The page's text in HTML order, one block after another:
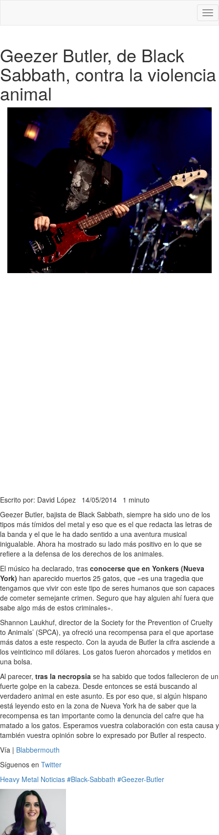
Geezer Butler, de Black
Sabbath, contra la violencia
animal
Escrito por: David López 14/05/2014 1 minuto
Geezer Butler, bajista de Black Sabbath, siempre ha sido uno de los
tipos más tímidos del metal y eso que es el que redacta las letras de
la banda y el que le ha dado sentido a una aventura musical
inigualable. Ahora ha mostrado su lado más positivo en lo que se
refiere a la defensa de los derechos de los animales.
El músico ha declarado, tras conocerse que en Yonkers (Nueva
York) han aparecido muertos 25 gatos, que «es una tragedia que
tengamos que vivir con este tipo de seres humanos que son capaces
de cometer semejante crimen. Seguro que hay alguien ahí fuera que
sabe algo más de estos criminales».
Shannon Laukhuf, director de la Society for the Prevention of Cruelty
to Animals’ (SPCA), ya ofreció una recompensa para el que aportase
más datos a este respecto. Con la ayuda de Butler la cifra asciende a
los veinticinco mil dólares. Los gatos fueron ahorcados y metidos en
una bolsa.
Al parecer, tras la necropsia se ha sabido que todos fallecieron de un
fuerte golpe en la cabeza. Desde entonces se está buscando al
verdadero animal en este asunto. Es por eso que, si algún hispano
está leyendo esto en la zona de Nueva York ha de saber que la
recompensa es tan importante como la denuncia del cafre que ha
matado a los gatos. Esperamos vuestra colaboración con esta causa y
también vuestra opinión sobre lo expresado por Butler al respecto.
Vía | Blabbermouth
Síguenos en Twitter
Heavy Metal Noticias #Black-Sabbath #Geezer-Butler